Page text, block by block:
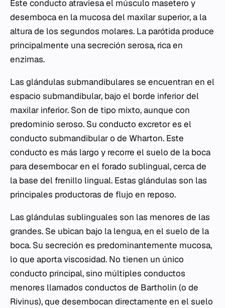
Este conducto atraviesa el músculo masetero y
desemboca en la mucosa del maxilar superior, a la
altura de los segundos molares. La parótida produce
principalmente una secreción serosa, rica en
enzimas.
Las glándulas submandibulares se encuentran en el
espacio submandibular, bajo el borde inferior del
maxilar inferior. Son de tipo mixto, aunque con
predominio seroso. Su conducto excretor es el
conducto submandibular o de Wharton. Este
conducto es más largo y recorre el suelo de la boca
para desembocar en el forado sublingual, cerca de
la base del frenillo lingual. Estas glándulas son las
principales productoras de flujo en reposo.
Las glándulas sublinguales son las menores de las
grandes. Se ubican bajo la lengua, en el suelo de la
boca. Su secreción es predominantemente mucosa,
lo que aporta viscosidad. No tienen un único
conducto principal, sino múltiples conductos
menores llamados conductos de Bartholin (o de
Rivinus), que desembocan directamente en el suelo